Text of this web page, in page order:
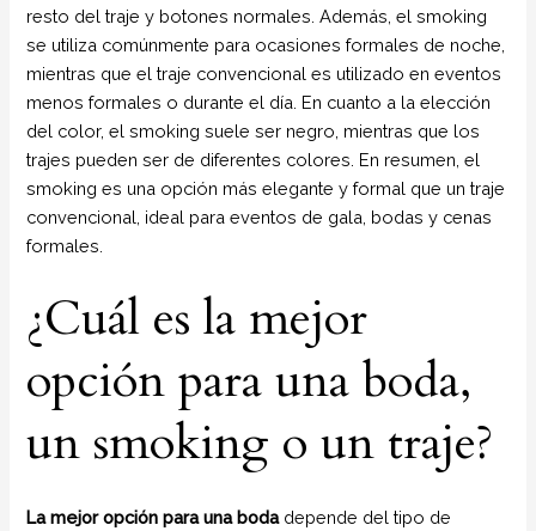
resto del traje y botones normales. Además, el smoking
se utiliza comúnmente para ocasiones formales de noche,
mientras que el traje convencional es utilizado en eventos
menos formales o durante el día. En cuanto a la elección
del color, el smoking suele ser negro, mientras que los
trajes pueden ser de diferentes colores. En resumen, el
smoking es una opción más elegante y formal que un traje
convencional, ideal para eventos de gala, bodas y cenas
formales.
¿Cuál es la mejor
opción para una boda,
un smoking o un traje?
La mejor opción para una bodadepende del tipo de